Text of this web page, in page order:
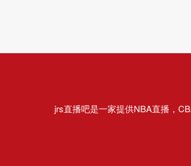
jrs直播吧是一家提供NBA直播，